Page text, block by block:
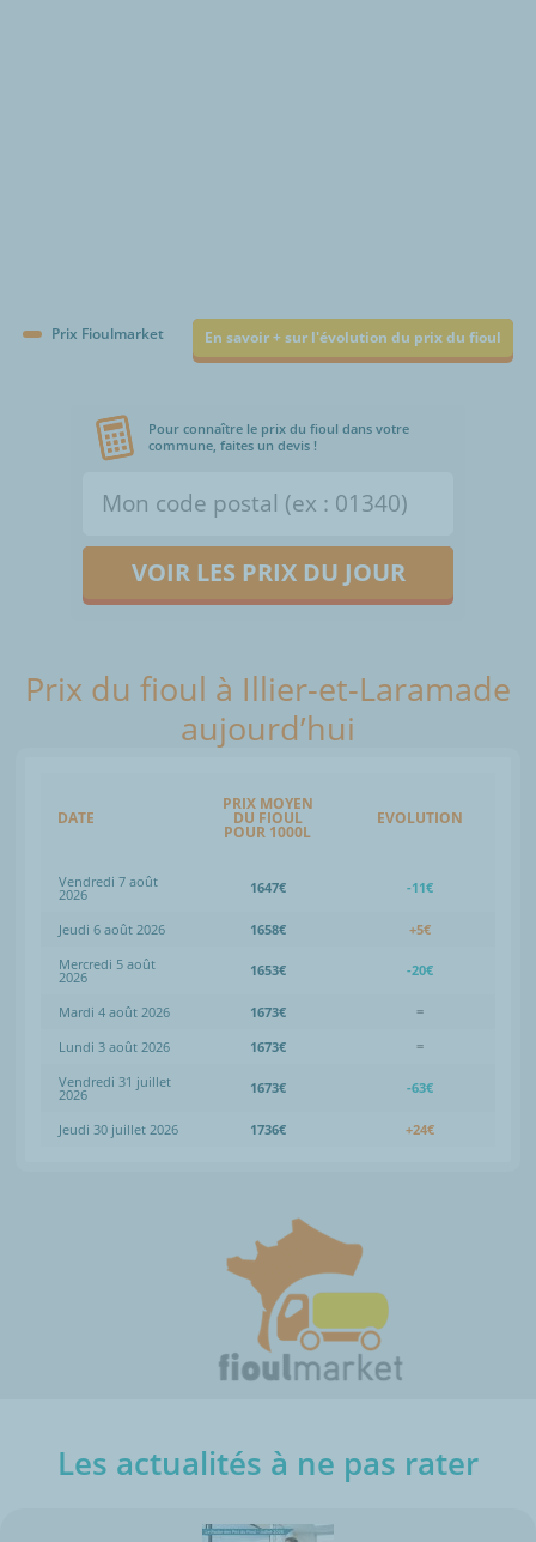
Prix Fioulmarket En savoir + sur l'évolution du prix du fioul
Pour connaître le prix du fioul dans votre
commune, faites un devis !
VOIR LES PRIX DU JOUR
Prix du fioul à Illier-et-Laramade
aujourd’hui
DATE
PRIX MOYEN
DU FIOUL
POUR 1000L
EVOLUTION
Vendredi 7 août
2026 1647€ -11€
Jeudi 6 août 2026 1658€
+5€
Mercredi 5 août
2026 1653€ -20€
Mardi 4 août 2026 1673€
=
Lundi 3 août 2026
1673€
=
Vendredi 31 juillet
2026 1673€ -63€
Jeudi 30 juillet 2026 1736€ +24€
Les actualités à ne pas rater